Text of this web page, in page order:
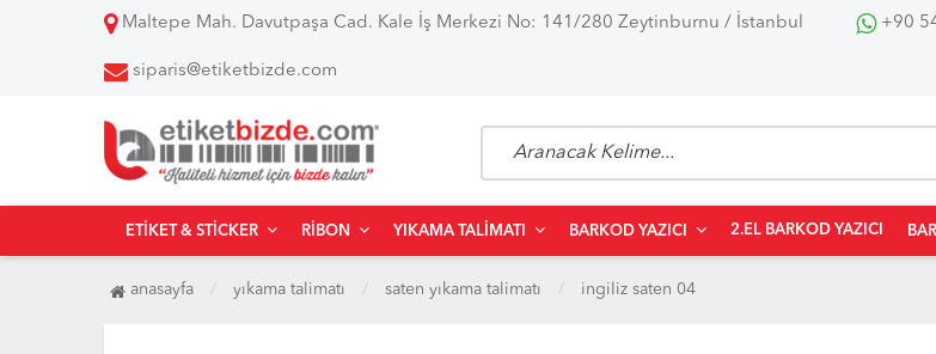
Maltepe Mah. Davutpaşa Cad. Kale İş Merkezi No: 141/280 Zeytinburnu / İstanbul +90
siparis@etiketbizde.com
ETIKET & STICKER RIBON YIKAMA TALIMATI BARKOD YAZICI 2.EL BARKOD YAZICI
anasayfa yıkama talimatı saten yıkama talimatı i̇ngiliz saten 04